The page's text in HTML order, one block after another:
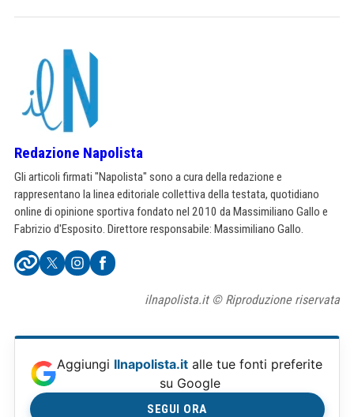
Redazione Napolista
Gli articoli firmati "Napolista" sono a cura della redazione e
rappresentano la linea editoriale collettiva della testata, quotidiano
online di opinione sportiva fondato nel 2010 da Massimiliano Gallo e
Fabrizio d'Esposito. Direttore responsabile: Massimiliano Gallo.
ilnapolista.it © Riproduzione riservata
Aggiungi Ilnapolista.it alle tue fonti preferite
su Google
SEGUI ORA